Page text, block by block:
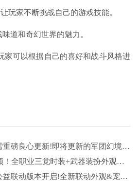
玩家不断挑战自己的游戏技能。
道和奇幻世界的魅力。
家可以根据自己的喜好和战斗风格进
重磅良心更新!即将更新的军团幻境大
爽游了!
！全职业三觉时装+武器装扮外观一
首次免费送！
益联动版本开启!全新联动外观&宠物